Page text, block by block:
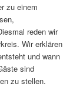
zu einem
reden wir
Wir erklären
und wann
sind
zu stellen.